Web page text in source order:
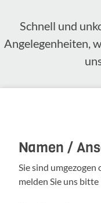
Schnell und
Angelegenheiten,
Namen /
Sie sind
melden Sie uns